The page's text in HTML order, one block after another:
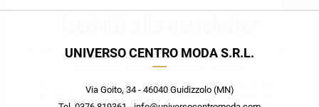
UNIVERSO CENTRO MODA S.R.L.
Via Goito, 34 - 46040 Guidizzolo (MN)
Ricevi subito il tuo promocode con lo sconto del 20% su tutti i
nuovi arrivi utilizzabile anche in negozio!
scopri in anteprima le offerte in esclusiva a te riservate.